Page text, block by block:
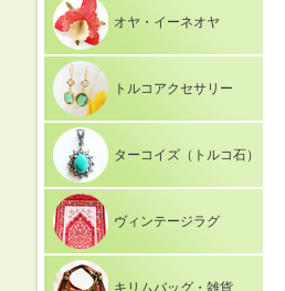
オヤ・イーネオヤ
トルコアクセサリー
ターコイズ（トルコ石）
ヴィンテージラグ
キリムバッグ・雑貨